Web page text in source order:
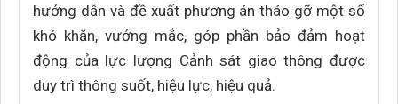
hướng dẫn và đề xuất phương án tháo gỡ một số
khó khăn, vướng mắc, góp phần bảo đảm hoạt
động của lực lượng Cảnh sát giao thông được
duy trì thông suốt, hiệu lực, hiệu quả.